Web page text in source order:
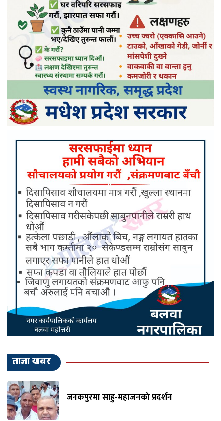
ताजा खबर
जनकपुरमा साहु-महाजनको प्रदर्शन